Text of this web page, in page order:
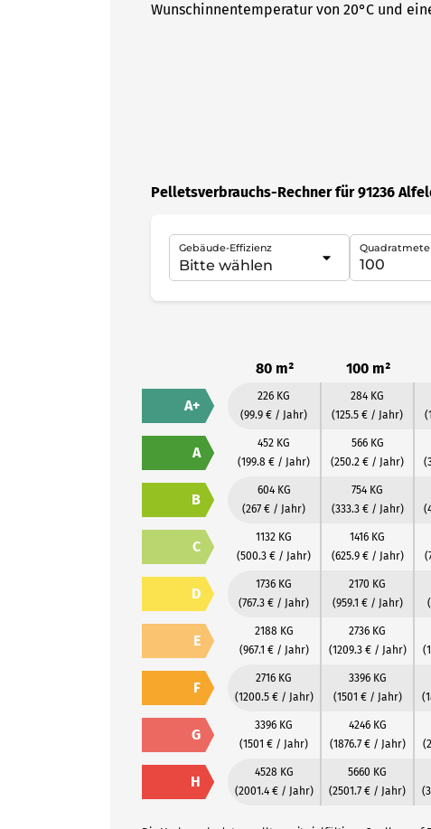
Wunschinnentemperatur von 20°C und
Pelletsverbrauchs-Rechner für 91236
Gebäude-Effizienz
80 m² 100 m²
A+
226 KG
(99.9 € / Jahr)
284 KG
(125.5 € / Jahr)
A
452 KG
(199.8 € / Jahr)
566 KG
(250.2 € / Jahr)
B
604 KG
(267 € / Jahr)
754 KG
(333.3 € / Jahr)
C
1132 KG
(500.3 € / Jahr)
1416 KG
(625.9 € / Jahr)
D
1736 KG
(767.3 € / Jahr)
2170 KG
(959.1 € / Jahr)
E
2188 KG
(967.1 € / Jahr)
2736 KG
(1209.3 € / Jahr)
F
2716 KG
(1200.5 € / Jahr)
3396 KG
(1501 € / Jahr)
G
3396 KG
(1501 € / Jahr)
4246 KG
(1876.7 € / Jahr)
H
4528 KG
(2001.4 € / Jahr)
5660 KG
(2501.7 € / Jahr)